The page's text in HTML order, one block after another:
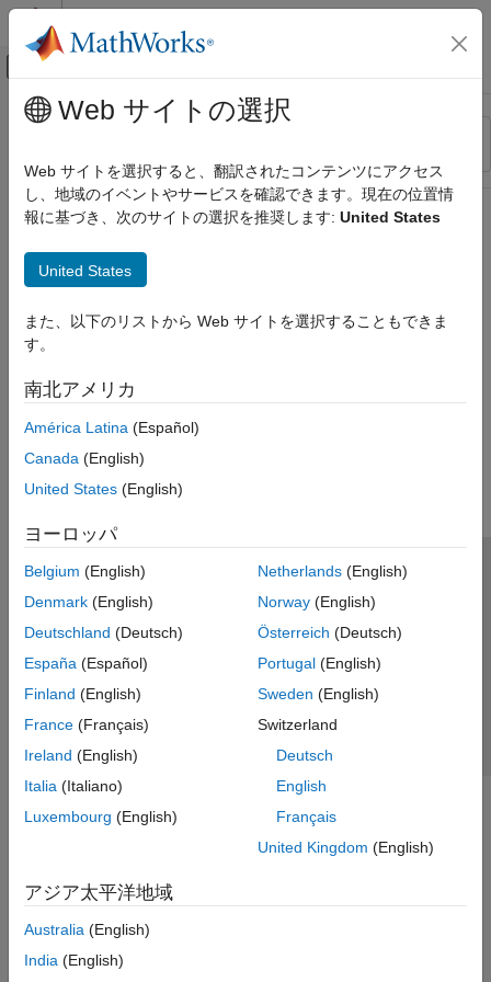
コンテンツへスキップ
オフキャンバス ナビゲーション メ
リソース
ステータス
メインコンテンツ
Web サイトの選択
Web サイトを選択すると、翻訳されたコンテンツにアクセス
し、地域のイベントやサービスを確認できます。現在の位置情
報に基づき、次のサイトの選択を推奨します: United States
United States
また、以下のリストから Web サイトを選択することもできま
す。
南北アメリカ
América Latina (Español)
Canada (English)
United States (English)
ヨーロッパ
Belgium (English)
Denmark (English)
Deutschland (Deutsch)
España (Español)
Finland (English)
France (Français)
Ireland (English)
Italia (Italiano)
Luxembourg (English)
Netherlands(English)
Norway(English)
Österreich (Deutsch)
Portugal(English)
Sweden (English)
Switzerland
Deutsch
English
Français
United Kingdom (English)
アジア太平洋地域
Australia (English)
India (English)
トラストセンター
プライバシー ポリシー
違法コピー防止
アプリケーション ステータス
© 1994-2026 The MathWorks, Inc.